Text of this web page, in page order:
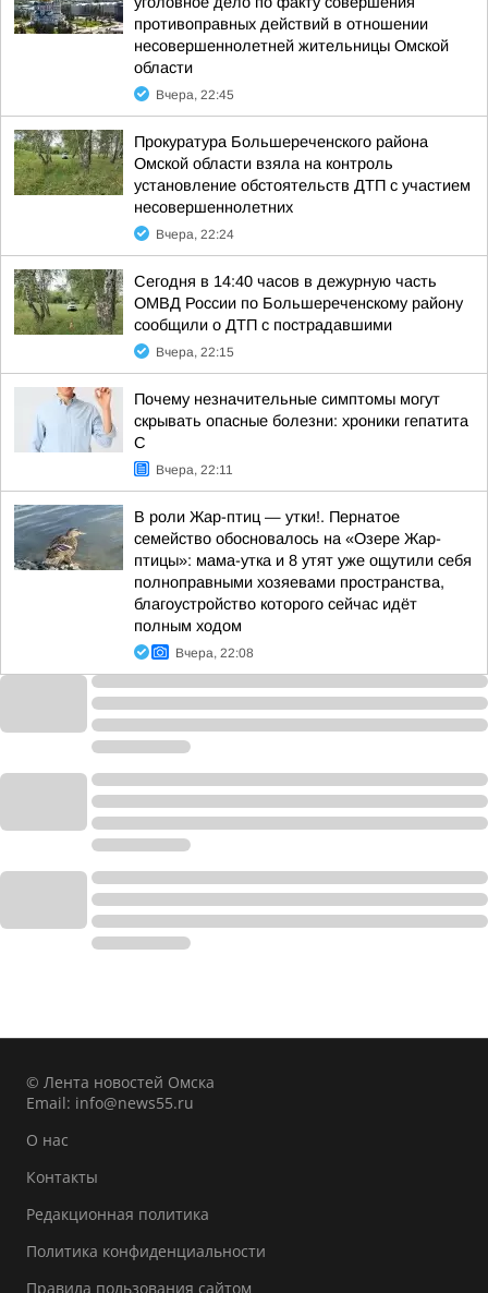
противоправных действий в отношении
несовершеннолетней жительницы Омской
области
Вчера, 22:45
Прокуратура Большереченского района
Омской области взяла на контроль
установление обстоятельств ДТП с участием
несовершеннолетних
Вчера, 22:24
Сегодня в 14:40 часов в дежурную часть
ОМВД России по Большереченскому району
сообщили о ДТП с пострадавшими
Вчера, 22:15
Почему незначительные симптомы могут
скрывать опасные болезни: хроники гепатита
С
Вчера, 22:11
В роли Жар-птиц — утки!. Пернатое
семейство обосновалось на «Озере Жар-
птицы»: мама-утка и 8 утят уже ощутили себя
полноправными хозяевами пространства,
благоустройство которого сейчас идёт
полным ходом
Вчера, 22:08
© Лента новостей Омска
Email: info@news55.ru
О нас
Контакты
Редакционная политика
Политика конфиденциальности
Правила пользования сайтом